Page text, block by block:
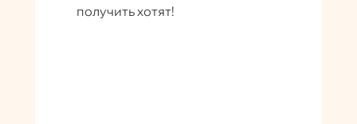
получить хотят!